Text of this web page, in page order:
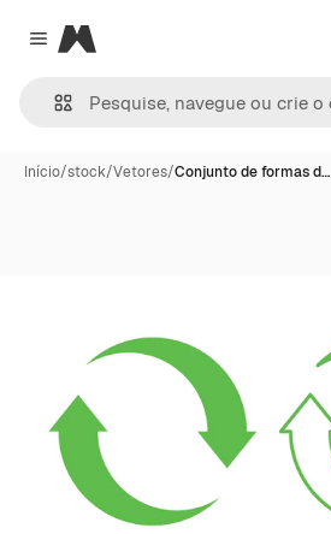
Close menu
Magnific
Início/stock/Vetores/Conjunto de formas d…